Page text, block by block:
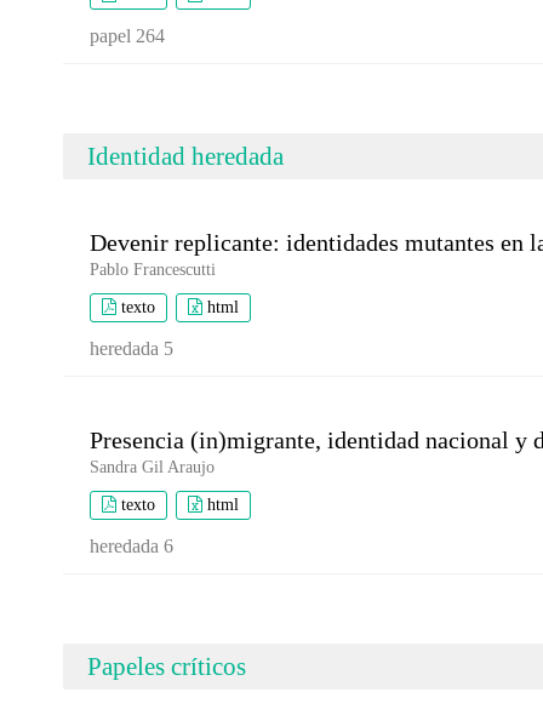
papel 264
Identidad heredada
Devenir replicante: identidades mutantes en
Pablo Francescutti
texto html
heredada 5
Presencia (in)migrante, identidad nacional y
Sandra Gil Araujo
texto html
heredada 6
Papeles críticos